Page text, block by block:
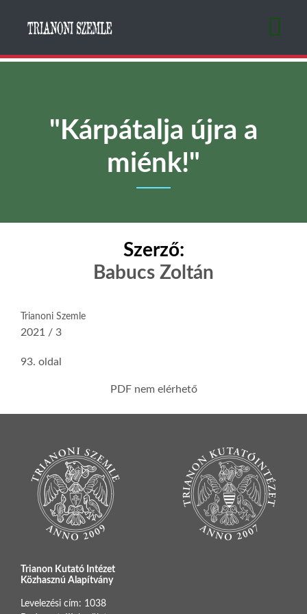
"Kárpátalja újra a
miénk!"
Szerző:
Babucs Zoltán
Trianoni Szemle
2021 / 3
93. oldal
PDF nem elérhető
Trianon Kutató Intézet
Közhasznú Alapítvány
Levelezési cím: 1038